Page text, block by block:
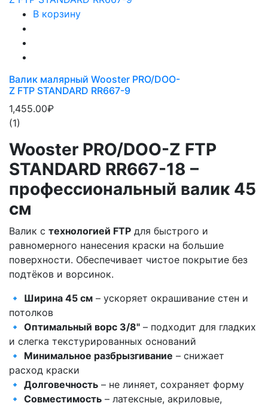
В корзину
Валик малярный Wooster PRO/DOO-
Z FTP STANDARD RR667-9
1,455.00₽
(1)
Wooster PRO/DOO-Z FTP
STANDARD RR667-18 –
профессиональный валик 45
см
Валик с технологией FTP для быстрого и
равномерного нанесения краски на большие
поверхности. Обеспечивает чистое покрытие без
подтёков и ворсинок.
🔹 Ширина 45 см – ускоряет окрашивание стен и
потолков
🔹 Оптимальный ворс 3/8" – подходит для гладких
и слегка текстурированных оснований
🔹 Минимальное разбрызгивание – снижает
расход краски
🔹 Долговечность – не линяет, сохраняет форму
🔹 Совместимость – латексные, акриловые,